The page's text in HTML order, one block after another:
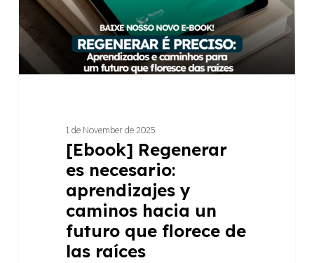
caminos
hacia
futuro
1 de November de 2025
[Ebook] Regenerar
es necesario:
aprendizajes y
caminos hacia un
futuro que florece de
las raíces